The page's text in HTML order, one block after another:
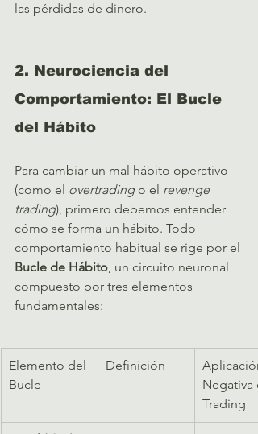
las pérdidas de dinero.
2. Neurociencia del
Comportamiento: El Bucle
del Hábito
Para cambiar un mal hábito operativo
(como el overtrading o el revenge
trading), primero debemos entender
cómo se forma un hábito. Todo
comportamiento habitual se rige por el
Bucle de Hábito, un circuito neuronal
compuesto por tres elementos
fundamentales:
Elemento del
Bucle
Definición
Negativa
Trading